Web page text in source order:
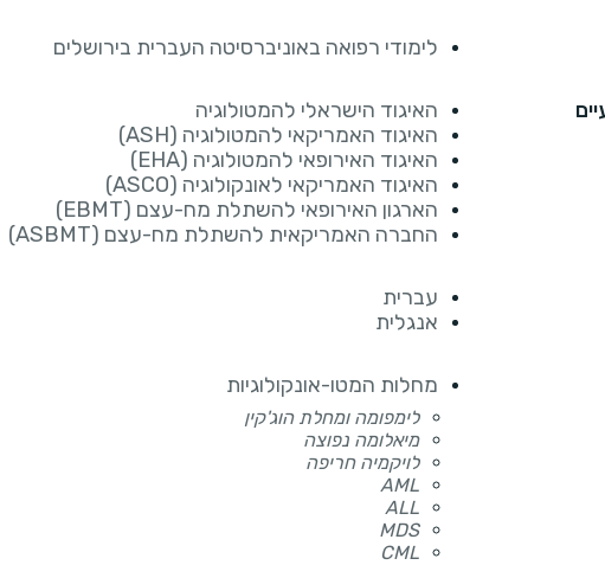
לימודי רפואה באוניברסיטה העברית בירושלים
האיגוד הישראלי להמטולוגיה
האיגוד האמריקאי להמטולוגיה (ASH)
האיגוד האירופאי להמטולוגיה (EHA)
האיגוד האמריקאי לאונקולוגיה (ASCO)
הארגון האירופאי להשתלת מח-עצם (EBMT)
החברה האמריקאית להשתלת מח-עצם (ASBMT)
עברית
אנגלית
מחלות המטו-אונקולוגיות
לימפומה ומחלת הוג'קין
מיאלומה נפוצה
לויקמיה חריפה
AML
ALL
MDS
CML